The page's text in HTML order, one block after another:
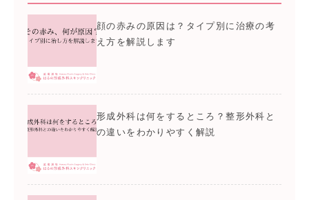
顔の赤みの原因は？タイプ別に治療の考
え方を解説します
形成外科は何をするところ？整形外科と
の違いをわかりやすく解説